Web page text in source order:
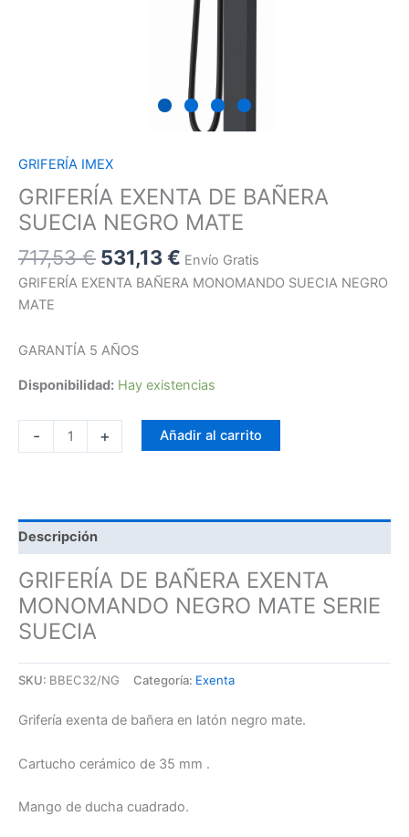
GRIFERÍA IMEX
GRIFERÍA EXENTA DE BAÑERA
SUECIA NEGRO MATE
717,53€ 531,13€ Envío Gratis
GRIFERÍA EXENTA BAÑERA MONOMANDO SUECIA NEGRO
MATE
GARANTÍA 5 AÑOS
Disponibilidad: Hay existencias
- + Añadir al carrito
Descripción
GRIFERÍA DE BAÑERA EXENTA
MONOMANDO NEGRO MATE SERIE
SUECIA
SKU: BBEC32/NG Categoría: Exenta
Grifería exenta de bañera en latón negro mate.
Cartucho cerámico de 35 mm .
Mango de ducha cuadrado.